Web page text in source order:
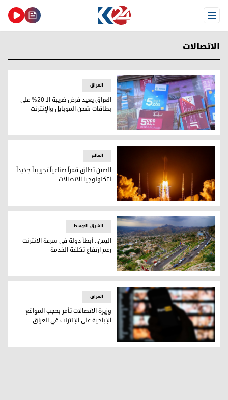
Open Menu
الاتصالات
العراق يعيد فرض ضريبة الـ 20% على بطاقات شحن الموبايل والإنترنت
العراق
العراق يعيد فرض ضريبة الـ 20% على
بطاقات شحن الموبايل والإنترنت
الصين تطلق قمراً صناعياً تجريبياً جديداً لتكنولوجيا الاتصالات
العالم
الصين تطلق قمراً صناعياً تجريبياً جديداً
لتكنولوجيا الاتصالات
مدينة تعز في اليمن
الشرق الاوسط
اليمن.. أبطأ دولة في سرعة الانترنت
رغم ارتفاع تكلفة الخدمة
صورة أرشيفية
العراق
وزيرة الاتصالات تأمر بحجب المواقع
الإباحية على الإنترنت في العراق